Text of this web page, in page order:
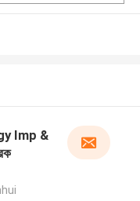
Imp &